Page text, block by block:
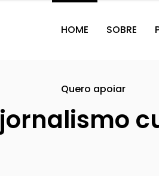
HOME SOBRE
Quero apoiar
jornalismo